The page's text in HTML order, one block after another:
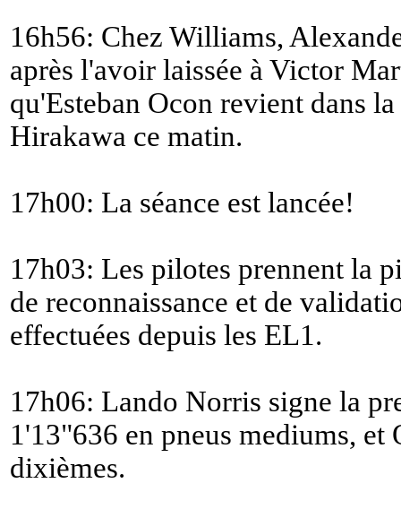
16h56: Chez Williams,
après l'avoir laissée à Victor
qu'Esteban Ocon revient dans
Hirakawa ce matin.
17h00: La séance est lancée!
17h03: Les pilotes prennent la
de reconnaissance et de
effectuées depuis les EL1.
17h06: Lando Norris signe la
1'13"636 en pneus mediums, et
dixièmes.